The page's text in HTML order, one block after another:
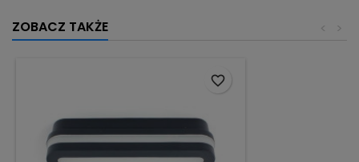
ZOBACZ TAKŻE >
<
favorite_border